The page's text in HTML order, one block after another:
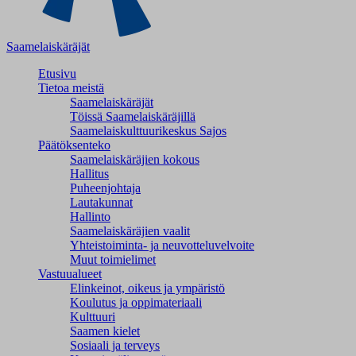
Saamelaiskäräjät
Etusivu
Tietoa meistä
Saamelaiskäräjät
Töissä Saamelaiskäräjillä
Saamelaiskulttuuri­keskus Sajos
Päätöksenteko
Saamelaiskäräjien kokous
Hallitus
Puheenjohtaja
Lautakunnat
Hallinto
Saamelaiskäräjien vaalit
Yhteistoiminta- ja neuvotteluvelvoite
Muut toimielimet
Vastuualueet
Elinkeinot, oikeus ja ympäristö
Koulutus ja oppimateriaali
Kulttuuri
Saamen kielet
Sosiaali ja terveys